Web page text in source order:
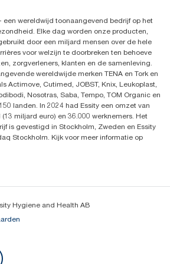
B.V.
120
een wereldwijd toonaangevend bedrijf op het
Elke dag worden onze producten,
door een miljard mensen over de hele
voor welzijn te doorbreken ten behoeve
zorgverleners, klanten en de samenleving.
wereldwijde merken TENA en Tork en
Actimove, Cutimed, JOBST, Knix, Leukoplast,
Nosotras, Saba, Tempo, TOM Organic en
landen. In 2024 had Essity een omzet van
miljard euro) en 36.000 werknemers. Het
is gevestigd in Stockholm, Zweden en Essity
Stockholm. Kijk voor meer informatie op
Hygiene and Health AB